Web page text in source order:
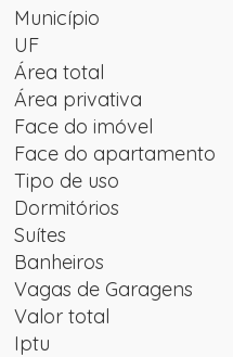
Município
UF
Área total
Área privativa
Face do imóvel
Face do apartamento
Tipo de uso
Dormitórios
Suítes
Banheiros
Vagas de Garagens
Valor total
Iptu